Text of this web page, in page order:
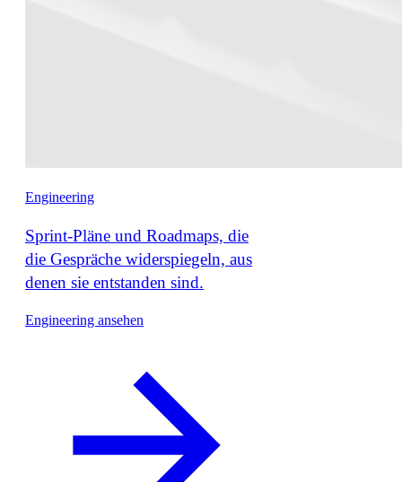
Engineering
Sprint-Pläne und Roadmaps, die
die Gespräche widerspiegeln, aus
denen sie entstanden sind.
Engineering ansehen